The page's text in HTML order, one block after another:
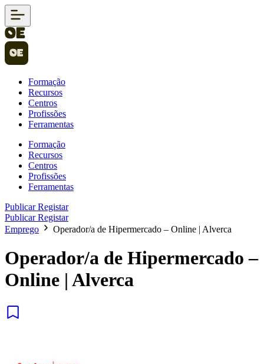
Formação
Recursos
Centros
Profissões
Ferramentas
Formação
Recursos
Centros
Profissões
Ferramentas
PublicarRegistar
PublicarRegistar
Emprego
Operador/a de Hipermercado – Online | Alverca
Operador/a de Hipermercado –
Online | Alverca